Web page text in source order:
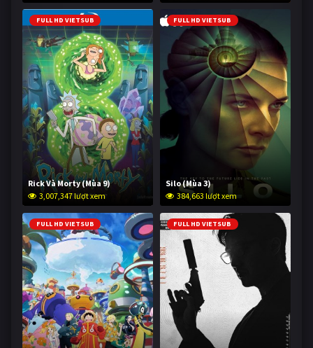
FULL HD VIETSUB
Rick Và Morty (Mùa 9)
3,007,347 lượt xem
FULL HD VIETSUB
Silo (Mùa 3)
384,663 lượt xem
FULL HD VIETSUB FULL HD VIETSUB